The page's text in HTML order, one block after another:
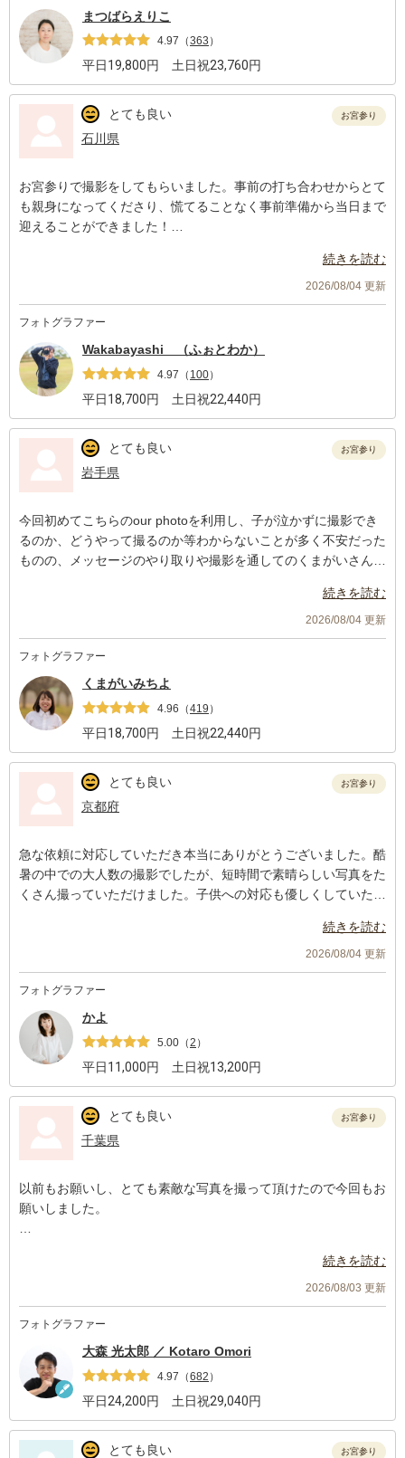
まつばらえりこ
4.97 （363 ）
平日19,800円 土日祝23,760円
とても良い
石川県
お宮参り
お宮参りで撮影をしてもらいました。事前の打ち合わせからとて
も親身になってくださり、慌てることなく事前準備から当日まで
迎えることができました！
くさん撮ってくださり楽しい時間となりました。ありがとうござ
続きを読む
2026/08/04 更新
フォトグラファー
Wakabayashi （ふぉとわか）
4.97 （ 100）
平日18,700円 土日祝22,440円
とても良い
岩手県
お宮参り
今回初めてこちらのour photoを利用し、子が泣かずに撮影でき
るのか、どうやって撮るのか等わからないことが多く不安だった
ものの、メッセージのやり取りや撮影を通してのくまがいさんの
出来上がった写真も素敵で柔らかい仕上がりになり大満足です。
この度はありがとうございました。また機会があればよろしくお
願いします。
続きを読む
2026/08/04 更新
フォトグラファー
くまがいみちよ
4.96 （419 ）
平日18,700円 土日祝22,440円
とても良い
京都府
お宮参り
急な依頼に対応していただき本当にありがとうございました。酷
暑の中での大人数の撮影でしたが、短時間で素晴らしい写真をた
くさん撮っていただけました。子供への対応も優しくしていただ
いただきました。ありがとうございました。完成した写真もとて
とてもオススメしたいカメラマンさんです。
続きを読む
2026/08/04 更新
フォトグラファー
かよ
5.00 （2 ）
平日11,000円 土日祝13,200円
とても良い
千葉県
お宮参り
以前もお願いし、とても素敵な写真を撮って頂けたので今回もお
願いしました。
よく指示してくださったり、こまめに休憩を挟んで頂き、非常に
ありがたかったです。写真も逐一見せてくださり、満足度が高い
です。
また機会があればお願いしたいと思います。
続きを読む
2026/08/03 更新
フォトグラファー
大森 光太郎 ／ Kotaro Omori
4.97 （682 ）
平日24,200円 土日祝29,040円
とても良い
お宮参り